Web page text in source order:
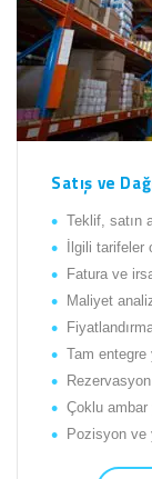
Satış ve
Teklif, satın
İlgili tarifeler
Fatura ve
Maliyet
Tam entegre
Çoklu ambar
Pozisyon ve